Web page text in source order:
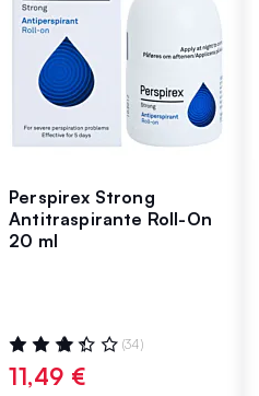
Perspirex Strong
Antitraspirante Roll-On
20 ml
Valutazione:
70%
(34)
11,49 €